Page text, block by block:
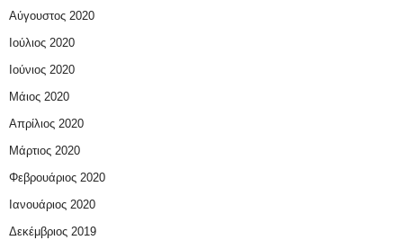
Αύγουστος 2020
Ιούλιος 2020
Ιούνιος 2020
Μάιος 2020
Απρίλιος 2020
Μάρτιος 2020
Φεβρουάριος 2020
Ιανουάριος 2020
Δεκέμβριος 2019